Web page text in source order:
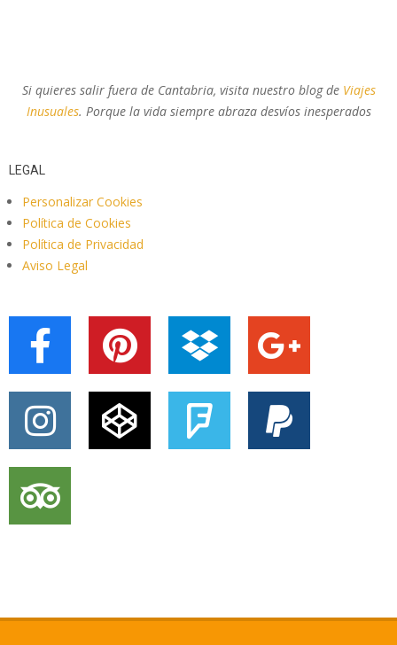
Si quieres salir fuera de Cantabria, visita nuestro blog de Viajes
Inusuales. Porque la vida siempre abraza desvíos inesperados
LEGAL
Personalizar Cookies
Política de Cookies
Política de Privacidad
Aviso Legal